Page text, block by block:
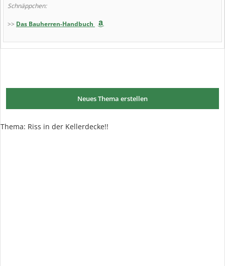
Schnäppchen:
>> Das Bauherren-Handbuch
Neues Thema erstellen
Thema: Riss in der Kellerdecke!!